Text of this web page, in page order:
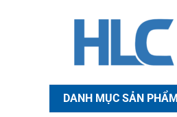
DANH MỤC SẢN PHẨM